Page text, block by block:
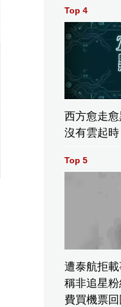
Top 4
西方愈走愈
沒有雲起時
Top 5
遭泰航拒
稱非追星
費買機票